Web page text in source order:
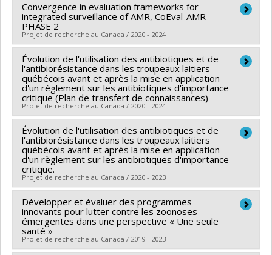
fonctionnement programmatiques (général)
Lead researcher : Simon Dufour
Co-researchers : Jean-Philippe Roy, Sébastien
Buczinski,David Francoz ,Cécile Aenishaenslin
Hélène Lardé
Funding sources:MAPAQ/Ministère de l'Agriculture,
des Pêcheries et de l'Alimentation
Grant programs:
Convergence in evaluation frameworks for
integrated surveillance of AMR, CoEval-AMR
PHASE 2
Projet de recherche au Canada / 2020 - 2024
Lead researcher : Cécile Aenishaenslin
Co-researchers : Mary Wiktorowicz
Funding sources:IRSC/Instituts de recherche en santé
du Canada
Grant programs:PVXXXXXX-Subvention de réseau
Évolution de l'utilisation des antibiotiques et de
l'antibiorésistance dans les troupeaux laitiers
québécois avant et après la mise en application
d'un règlement sur les antibiotiques d'importance
critique (Plan de transfert de connaissances)
Projet de recherche au Canada / 2020 - 2024
Lead researcher : Jean-Philippe Roy
Co-researchers : John Morris Fairbrother,Marie
Archambault,Simon Dufour,David Francoz,Cécile
Aenishaenslin
Funding sources:MAPAQ/Ministère de l'Agriculture,
des Pêcheries et de l'Alimentation
Grant programs:
Évolution de l'utilisation des antibiotiques et de
l'antibiorésistance dans les troupeaux laitiers
québécois avant et après la mise en application
d'un règlement sur les antibiotiques d'importance
critique.
Projet de recherche au Canada / 2020 - 2023
Lead researcher : Jean-Philippe Roy
Co-researchers : John Morris Fairbrother,Marie
Archambault
Aenishaenslin
Développer et évaluer des programmes
innovants pour lutter contre les zoonoses
émergentes dans une perspective « Une seule
santé »
Projet de recherche au Canada / 2019 - 2023